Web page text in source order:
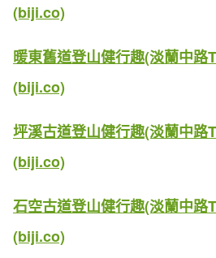
(biji.co)
暖東舊道登山健行趣(淡蘭中路
(biji.co)
坪溪古道登山健行趣(淡蘭中路
(biji.co)
石空古道登山健行趣(淡蘭中路
(biji.co)